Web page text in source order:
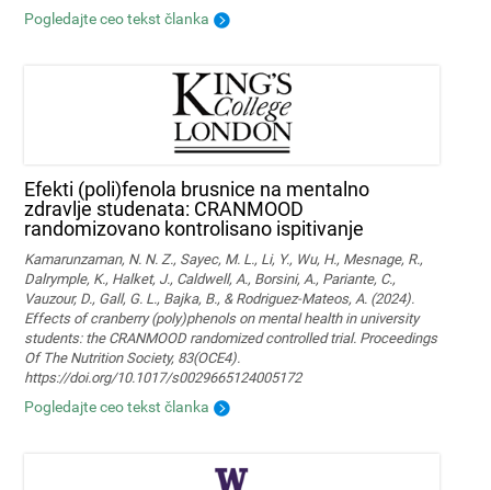
Pogledajte ceo tekst članka
Efekti (poli)fenola brusnice na mentalno
zdravlje studenata: CRANMOOD
randomizovano kontrolisano ispitivanje
Kamarunzaman, N. N. Z., Sayec, M. L., Li, Y., Wu, H., Mesnage, R.,
Dalrymple, K., Halket, J., Caldwell, A., Borsini, A., Pariante, C.,
Vauzour, D., Gall, G. L., Bajka, B., & Rodriguez-Mateos, A. (2024).
Effects of cranberry (poly)phenols on mental health in university
students: the CRANMOOD randomized controlled trial. Proceedings
Of The Nutrition Society, 83(OCE4).
https://doi.org/10.1017/s0029665124005172
Pogledajte ceo tekst članka